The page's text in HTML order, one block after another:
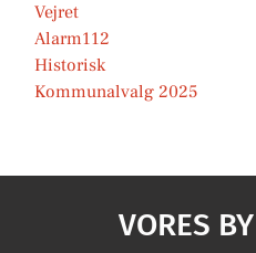
Vejret
Alarm112
Historisk
Kommunalvalg 2025
VORES BY